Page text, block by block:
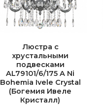
Люстра с
хрустальными
подвесками
AL79101/6/175 A Ni
Bohemia Ivele Crystal
(Богемия Ивеле
Кристалл)